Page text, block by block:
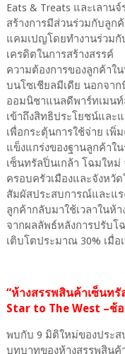
Eats & Treats และเลาน
สร้างการมีส่วนร่วมกับลูก
แคมเปญโดยทำงานร่วม
เครดิตในการสร้างสรร
ความต้องการของลูกค้าใ
บนโซเชียลมีเดีย นอกจา
ออมนิชาแนลดีพาร์ทเมนท์
เข้าถึงสิทธิประโยชน์และ
เพื่อกระตุ้นการใช้จ่าย เพิ่
แข็งแกร่งของฐานลูกค้าใน
เซ็นทรัลปิ่นเกล้า โฉมให
ครอบครัวเมืองและจังหวัด
สัมผัสประสบการณ์และแร
ลูกค้ากลับมาใช้เวลาในห้
จากผลลัพธ์หลังการปรับ
เติบโตประมาณ 30% เมื่
“ห้างสรรพสินค้าเซ็นทรั
Star to The West –ช้
พบกับ 9 มิติใหม่ของประ
บทบาทของห้างสรรพสินค้